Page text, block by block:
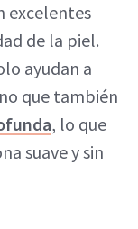
excelentes
de la piel.
ayudan a
que también
, lo que
suave y sin